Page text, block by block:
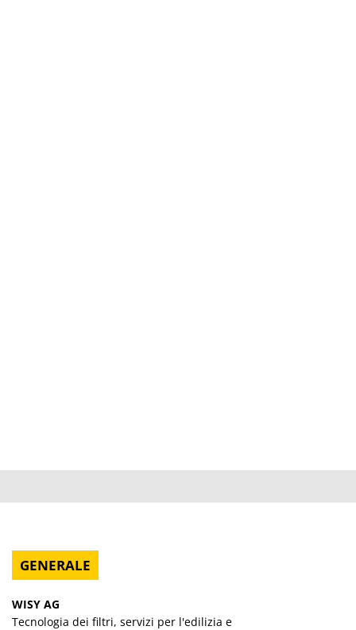
GENERALE
WISY AG
Tecnologia dei filtri, servizi per l'edilizia e